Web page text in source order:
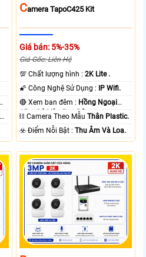
CAmera TapoC425 Kit
Giá bán: 5%-35%
Giá Gốc: Liên Hệ
💯 Chất lượng hình :2K Lite .
🌠 Công Nghệ Sử Dụng :
IP Wifi.
🔴 Xem ban đêm : Hồng Ngoại
15m Có Màu Ban Ðêm.
⛓ Camera Theo MẫuThân Plastic.
️☣️ Điểm Nỗi Bật :Thu Âm Và Loa.